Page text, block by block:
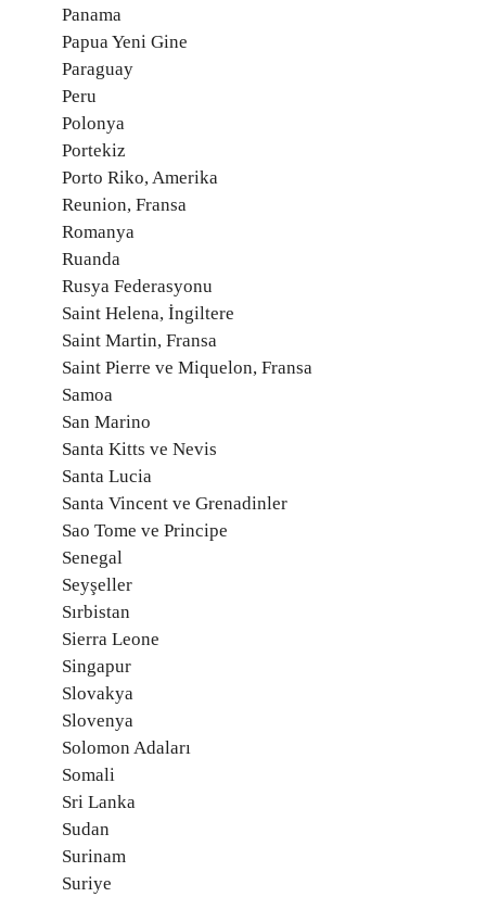
Panama
Papua Yeni Gine
Paraguay
Peru
Polonya
Portekiz
Porto Riko, Amerika
Reunion, Fransa
Romanya
Ruanda
Rusya Federasyonu
Saint Helena, İngiltere
Saint Martin, Fransa
Saint Pierre ve Miquelon, Fransa
Samoa
San Marino
Santa Kitts ve Nevis
Santa Lucia
Santa Vincent ve Grenadinler
Sao Tome ve Principe
Senegal
Seyşeller
Sırbistan
Sierra Leone
Singapur
Slovakya
Slovenya
Solomon Adaları
Somali
Sri Lanka
Sudan
Surinam
Suriye